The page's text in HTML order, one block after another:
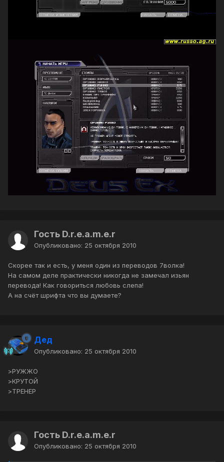
Гость D.r.e.a.m.e.r
Опубликовано: 25 октября 2010
Скорее так и есть, у меня один из переводов 7волка!
На самом деле практически никогда не замечал изьян
перевода! Как говориться любовь слепа!
А на счёт шрифта что вы думаете?
Дед
Опубликовано: 25 октября 2010
>РУЖЖО
>КРУТОЙ
>ТРЕНЕР
Гость D.r.e.a.m.e.r
Опубликовано: 25 октября 2010